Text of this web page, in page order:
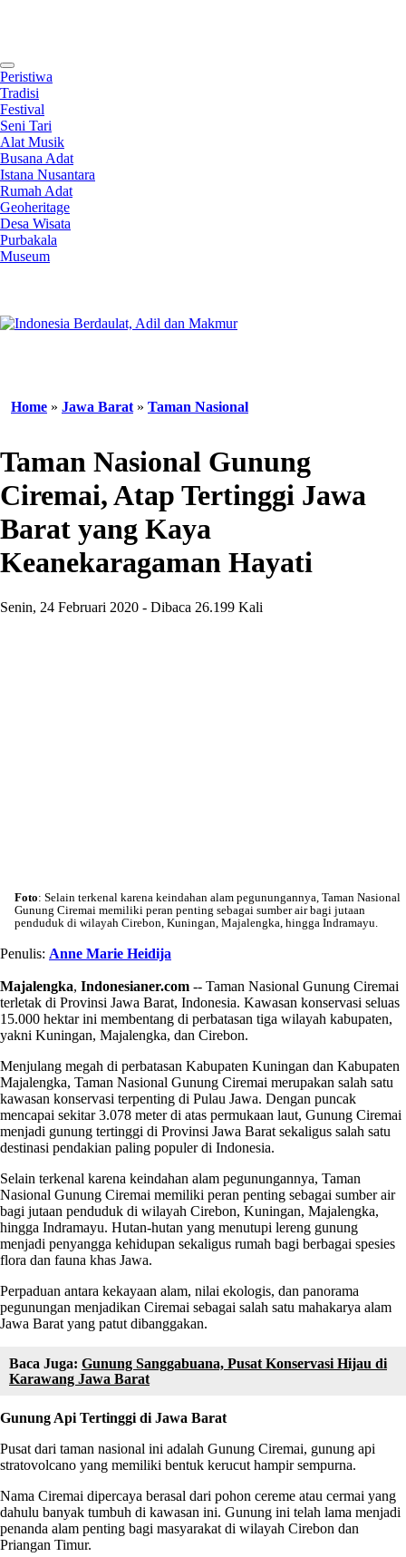
Peristiwa
Tradisi
Festival
Seni Tari
Alat Musik
Busana Adat
Istana Nusantara
Rumah Adat
Geoheritage
Desa Wisata
Purbakala
Museum
Home » Jawa Barat » Taman Nasional
Taman Nasional Gunung
Ciremai, Atap Tertinggi Jawa
Barat yang Kaya
Keanekaragaman Hayati
Senin, 24 Februari 2020 - Dibaca 26.199 Kali
Foto: Selain terkenal karena keindahan alam pegunungannya, Taman Nasional
Gunung Ciremai memiliki peran penting sebagai sumber air bagi jutaan
penduduk di wilayah Cirebon, Kuningan, Majalengka, hingga Indramayu.
Penulis: Anne Marie Heidija
Majalengka, Indonesianer.com -- Taman Nasional Gunung Ciremai
terletak di Provinsi Jawa Barat, Indonesia. Kawasan konservasi seluas
15.000 hektar ini membentang di perbatasan tiga wilayah kabupaten,
yakni Kuningan, Majalengka, dan Cirebon.
Menjulang megah di perbatasan Kabupaten Kuningan dan Kabupaten
Majalengka, Taman Nasional Gunung Ciremai merupakan salah satu
kawasan konservasi terpenting di Pulau Jawa. Dengan puncak
mencapai sekitar 3.078 meter di atas permukaan laut, Gunung Ciremai
menjadi gunung tertinggi di Provinsi Jawa Barat sekaligus salah satu
destinasi pendakian paling populer di Indonesia.
Selain terkenal karena keindahan alam pegunungannya, Taman
Nasional Gunung Ciremai memiliki peran penting sebagai sumber air
bagi jutaan penduduk di wilayah Cirebon, Kuningan, Majalengka,
hingga Indramayu. Hutan-hutan yang menutupi lereng gunung
menjadi penyangga kehidupan sekaligus rumah bagi berbagai spesies
flora dan fauna khas Jawa.
Perpaduan antara kekayaan alam, nilai ekologis, dan panorama
pegunungan menjadikan Ciremai sebagai salah satu mahakarya alam
Jawa Barat yang patut dibanggakan.
Baca Juga: Gunung Sanggabuana, Pusat Konservasi Hijau di
Karawang Jawa Barat
Gunung Api Tertinggi di Jawa Barat
Pusat dari taman nasional ini adalah Gunung Ciremai, gunung api
stratovolcano yang memiliki bentuk kerucut hampir sempurna.
Nama Ciremai dipercaya berasal dari pohon cereme atau cermai yang
dahulu banyak tumbuh di kawasan ini. Gunung ini telah lama menjadi
penanda alam penting bagi masyarakat di wilayah Cirebon dan
Priangan Timur.